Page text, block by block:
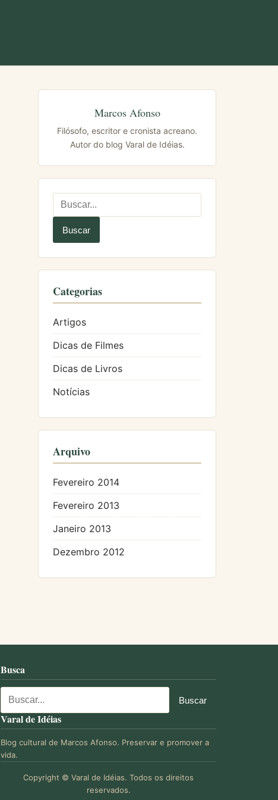
Marcos Afonso
Filósofo, escritor e cronista acreano.
Autor do blog Varal de Idéias.
Categorias
Artigos
Dicas de Filmes
Dicas de Livros
Notícias
Arquivo
Fevereiro 2014
Fevereiro 2013
Janeiro 2013
Dezembro 2012
Busca
Varal de Idéias
Blog cultural de Marcos Afonso. Preservar e promover a
vida.
Copyright © Varal de Idéias. Todos os direitos
reservados.